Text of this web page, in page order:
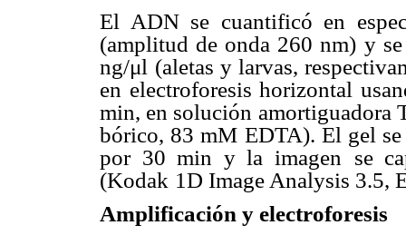
El ADN se cuantificó en
(amplitud de onda 260 nm) y
ng/μl (aletas y larvas,
en electroforesis horizontal
min, en solución amortiguadora
bórico, 83 mM EDTA). El gel se
por 30 min y la imagen
se
(Kodak 1D Image Analysis 3.5,
Amplificación y electroforesis